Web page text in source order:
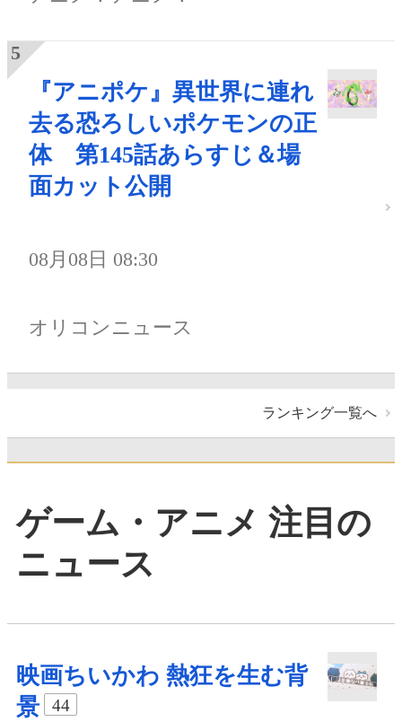
『アニポケ』異世界に連れ
去る恐ろしいポケモンの正
体 第145話あらすじ＆場
面カット公開
08月08日 08:30
オリコンニュース
ランキング一覧へ
ゲーム・アニメ 注目の
ニュース
映画ちいかわ 熱狂を生む背
景
44